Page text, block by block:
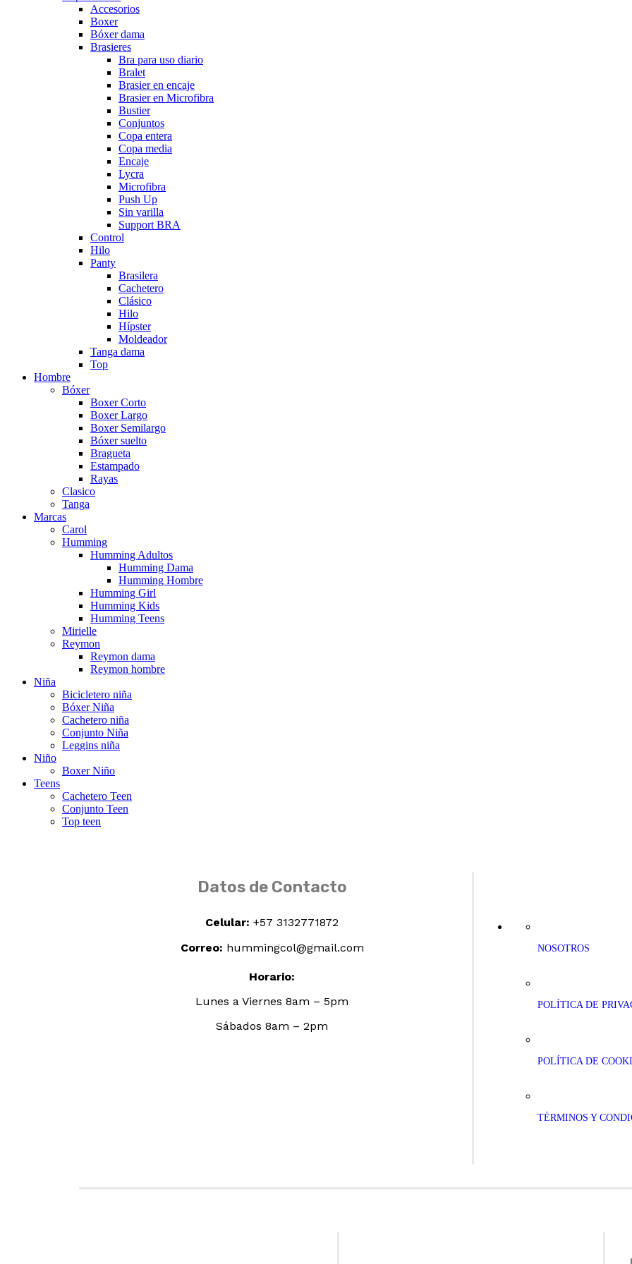
Accesorios
Boxer
Bóxer dama
Brasieres
Bra para uso diario
Bralet
Brasier en encaje
Brasier en Microfibra
Bustier
Conjuntos
Copa entera
Copa media
Encaje
Lycra
Microfibra
Push Up
Sin varilla
Support BRA
Control
Hilo
Panty
Brasilera
Cachetero
Clásico
Hilo
Hípster
Moldeador
Tanga dama
Top
Hombre
Bóxer
Boxer Corto
Boxer Largo
Boxer Semilargo
Bóxer suelto
Bragueta
Estampado
Rayas
Clasico
Tanga
Marcas
Carol
Humming
Humming Adultos
Humming Dama
Humming Hombre
Humming Girl
Humming Kids
Humming Teens
Mirielle
Reymon
Reymon dama
Reymon hombre
Niña
Bicicletero niña
Bóxer Niña
Cachetero niña
Conjunto Niña
Leggins niña
Niño
Boxer Niño
Teens
Cachetero Teen
Conjunto Teen
Top teen
Datos de Contacto
Celular: +57 3132771872
Correo: hummingcol@gmail.com
Horario:
Lunes a Viernes 8am – 5pm
Sábados 8am – 2pm
NOSOTROS
POLÍTICA DE
POLÍTICA DE
TÉRMINOS Y